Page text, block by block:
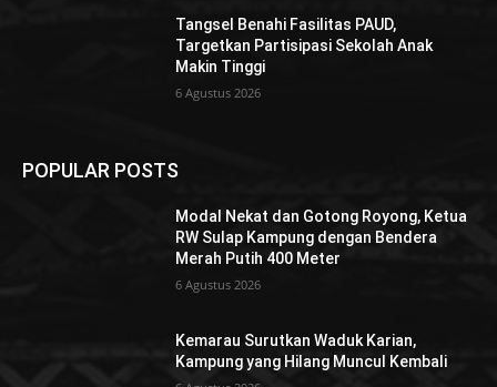
Tangsel Benahi Fasilitas PAUD,
Targetkan Partisipasi Sekolah Anak
Makin Tinggi
6 Agustus 2026
POPULAR POSTS
Modal Nekat dan Gotong Royong, Ketua
RW Sulap Kampung dengan Bendera
Merah Putih 400 Meter
6 Agustus 2026
Kemarau Surutkan Waduk Karian,
Kampung yang Hilang Muncul Kembali